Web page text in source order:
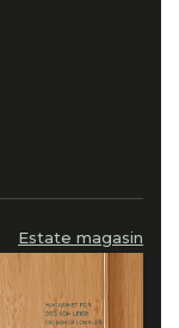
Estate magasin